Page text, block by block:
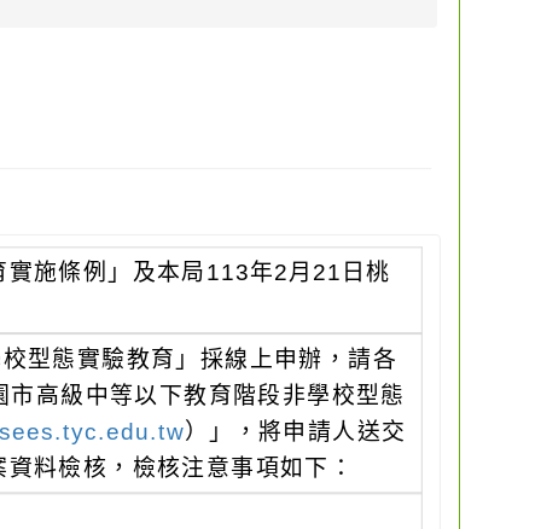
施條例」及本局113年2月21日桃
型態實驗教育」採線上申辦，請各
高級中等以下教育階段非學校型態
）」，將申請人送交
料檢核，檢核注意事項如下：